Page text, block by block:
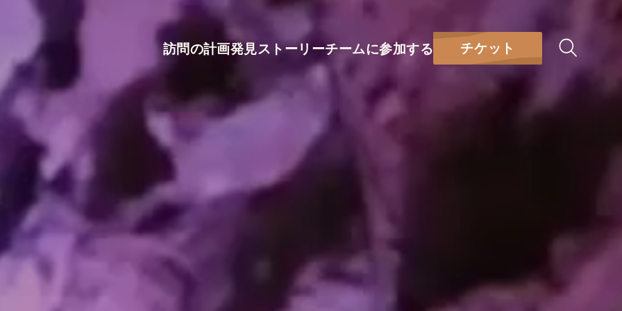
訪問の計画発見ストーリーチームに参加する チケット